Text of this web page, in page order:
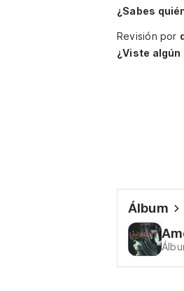
¿Sabes
Revisión por
¿Viste algún
Álbum